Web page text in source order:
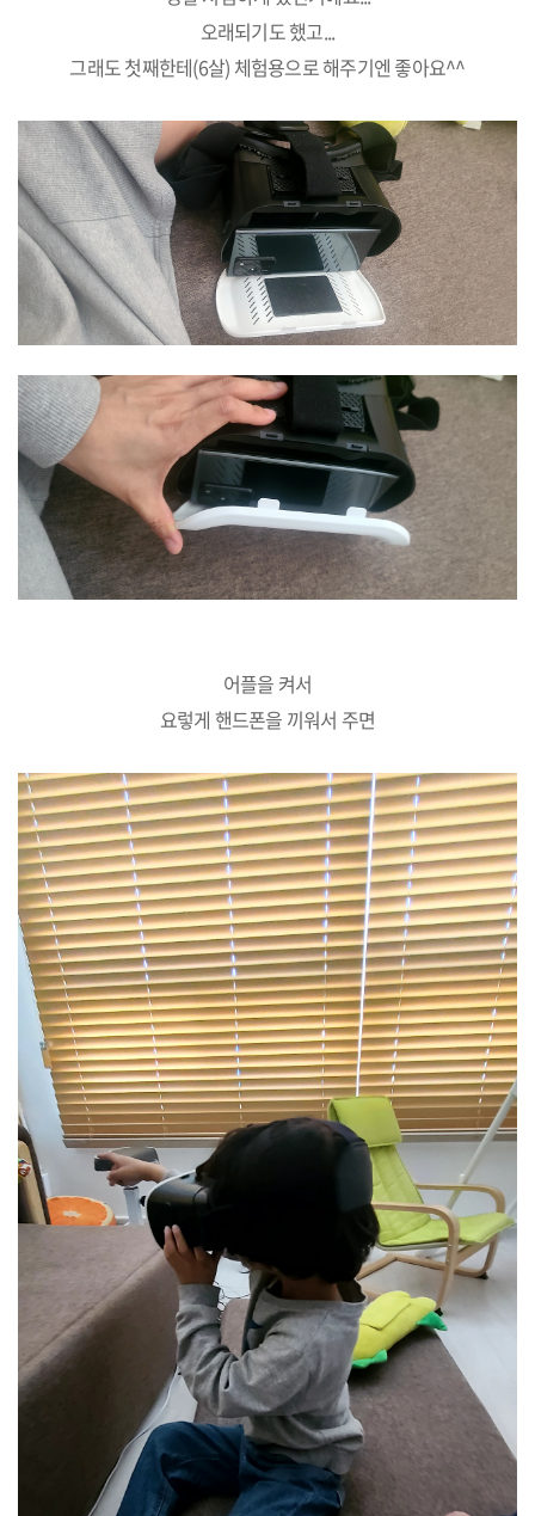
오래되기도 했고...
그래도 첫째한테(6살) 체험용으로 해주기엔 좋아요^^
어플을 켜서
요렇게 핸드폰을 끼워서 주면